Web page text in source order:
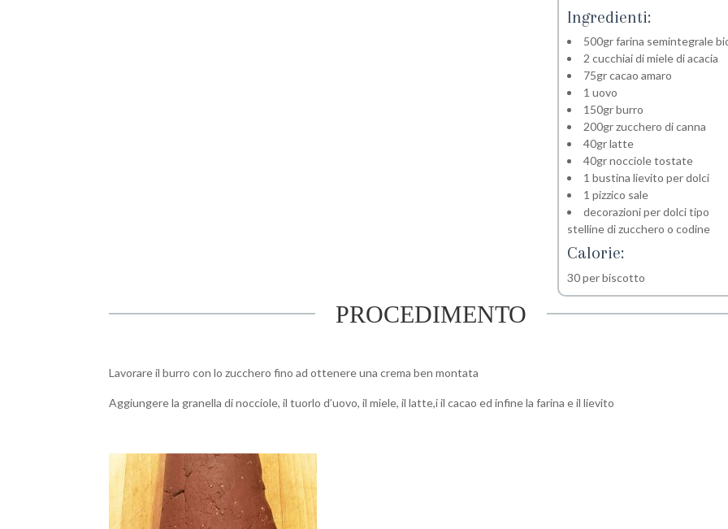
Ingredienti:
500gr farina semintegrale
2 cucchiai di miele di acacia
75gr cacao amaro
1 uovo
150gr burro
200gr zucchero di canna
40gr latte
40gr nocciole tostate
1 bustina lievito per dolci
1 pizzico sale
decorazioni per dolci tipo
stelline di zucchero o codine
Calorie:
30 per biscotto
PROCEDIMENTO
Lavorare il burro con lo zucchero fino ad ottenere una crema ben montata
Aggiungere la granella di nocciole, il tuorlo d’uovo, il miele, il latte,i il cacao ed infine la farina e il lievito